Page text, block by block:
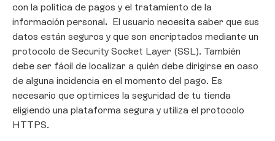
con la política de pagos y el tratamiento de la
información personal. El usuario necesita saber que sus
datos están seguros y que son encriptados mediante un
protocolo de Security Socket Layer (SSL). También
debe ser fácil de localizar a quién debe dirigirse en caso
de alguna incidencia en el momento del pago. Es
necesario que optimices la seguridad de tu tienda
eligiendo una plataforma segura y utiliza el protocolo
HTTPS.